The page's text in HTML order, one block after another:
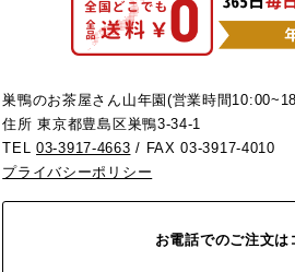
巣鴨のお茶屋さん山年園(営業時間
住所 東京都豊島区巣鴨3-34-1
TEL03-3917-4663 / FAX 03-3917-4010
プライバシーポリシー
お電話でのご注文は